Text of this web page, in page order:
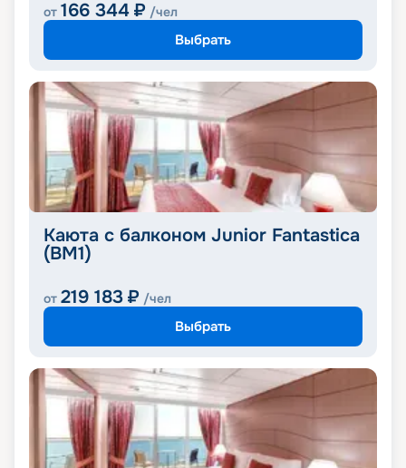
от 166 344 ₽ /чел
Выбрать
Каюта с балконом Junior Fantastica
(BM1)
от 219 183 ₽ /чел
Выбрать